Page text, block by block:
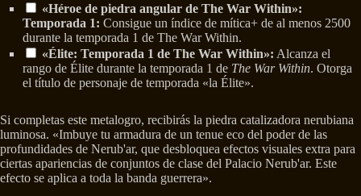
«Héroe de piedra angular de The War Within»:
Temporada 1: Consigue un índice de mítica+ de al menos 2500
durante la temporada 1 de The War Within.
«Élite: Temporada 1 de The War Within»: Alcanza el
rango de Élite durante la temporada 1 de The War Within. Otorga
el título de personaje de temporada «la Élite».
Si completas este metalogro, recibirás la piedra catalizadora nerubiana
luminosa. «Imbuye tu armadura de un tenue eco del poder de las
profundidades de Nerub'ar, que desbloquea efectos visuales extra para
ciertas apariencias de conjuntos de clase del Palacio Nerub'ar. Este
efecto se aplica a toda la banda guerrera».